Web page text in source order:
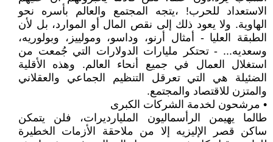
الاستعداد للحرب! ،يتجه المجتمع والعالم بأسره نحو
الهاوية. ولا يعود ذلك إلى نقص المال أو الموارد، بل لأن
الطبقة العليا - أمثال أرنو، وداسو، ومولييز، وبولوريه،
وسعديه... - تحتكر مليارات الدولارات التي جُمعت من
استغلال العمال في جميع أنحاء العالم. وهذه الأقلية
الضئيلة هي التي تعرقل التنظيم الجماعي والعقلاني
والمتزن للاقتصاد والمجتمع.
• مرشحون لخدمة الشركات الكبرى
طالما يهيمن الرأسماليون المليارديرات، فلن يتمكن
ساكن قصر الإليزيه إلا من ملاحقة الأزمات الخطيرة